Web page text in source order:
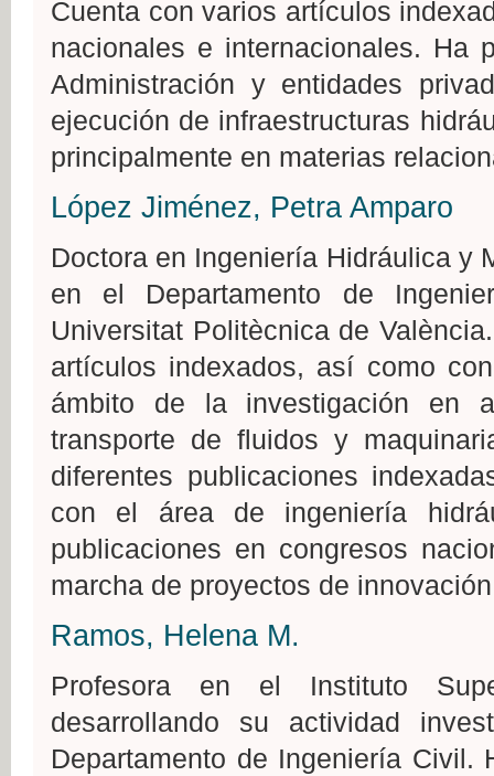
Cuenta con varios artículos
nacionales e internacionales. Ha
Administración y entidades
ejecución de infraestructuras
principalmente en materias
López Jiménez, Petra Amparo
Doctora en Ingeniería Hidráulica y
en el Departamento de
Universitat Politècnica de
artículos indexados, así como
ámbito de la investigación en
transporte de fluidos y
diferentes publicaciones
con el área de ingeniería
publicaciones en congresos
marcha de proyectos de
Ramos, Helena M.
Profesora en el Instituto
desarrollando su actividad
Departamento de Ingeniería Civil.